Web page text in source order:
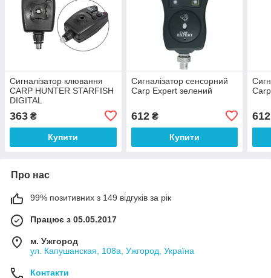
Сигналізатор клювання
CARP HUNTER STARFISH
DIGITAL
363 ₴
Купити
Сигналізатор сенсорний
Carp Expert зелений
612₴
Купити
612
Про нас
99% позитивних з 149 відгуків за рік
Працює з 05.05.2017
м. Ужгород
ул. Капушанская, 108а, Ужгород, Україна
Контакти